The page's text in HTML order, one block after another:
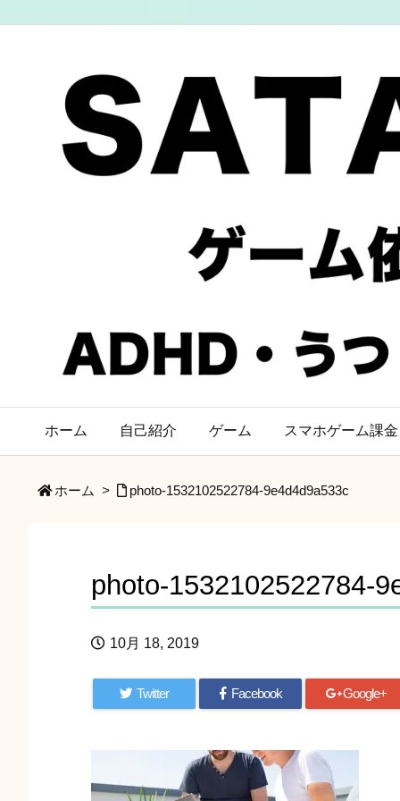
ホーム 自己紹介 ゲーム スマホゲーム課金
ホーム > photo-1532102522784-9e4d4d9a533c
photo-1532102522784-
10月 18, 2019
Twitter Facebook Google+